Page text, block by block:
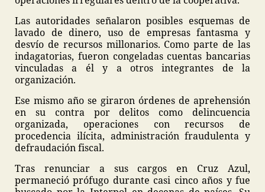
Las autoridades señalaron posibles esquemas de
lavado de dinero, uso de empresas fantasma y
desvío de recursos millonarios. Como parte de las
indagatorias, fueron congeladas cuentas bancarias
vinculadas a él y a otros integrantes de la
organización.
Ese mismo año se giraron órdenes de aprehensión
en su contra por delitos como delincuencia
organizada, operaciones con recursos de
procedencia ilícita, administración fraudulenta y
defraudación fiscal.
Tras renunciar a sus cargos en Cruz Azul,
permaneció prófugo durante casi cinco años y fue